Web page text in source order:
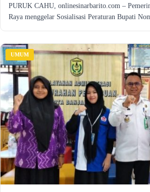
PURUK CAHU, onlinesinarbarito.com –
Raya menggelar Sosialisasi Peraturan Bupati
UMUM